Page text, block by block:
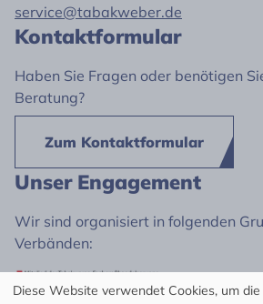
service@tabakweber.de
Kontaktformular
Haben Sie Fragen oder benötigen
Beratung?
Zum Kontaktformular
Unser Engagement
Wir sind organisiert in folgenden
Verbänden:
Diese Website verwendet Cookies, um